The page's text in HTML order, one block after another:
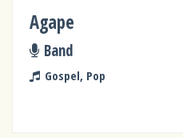
Agape
Band
Gospel, Pop